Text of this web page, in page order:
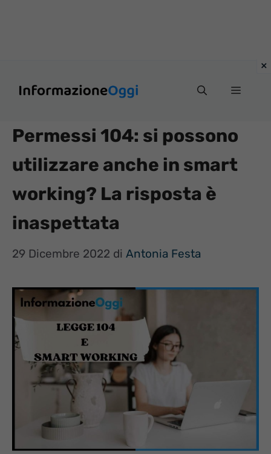
Menu
Permessi 104: si possono
utilizzare anche in smart
working? La risposta è
inaspettata
29 Dicembre 2022 di Antonia Festa